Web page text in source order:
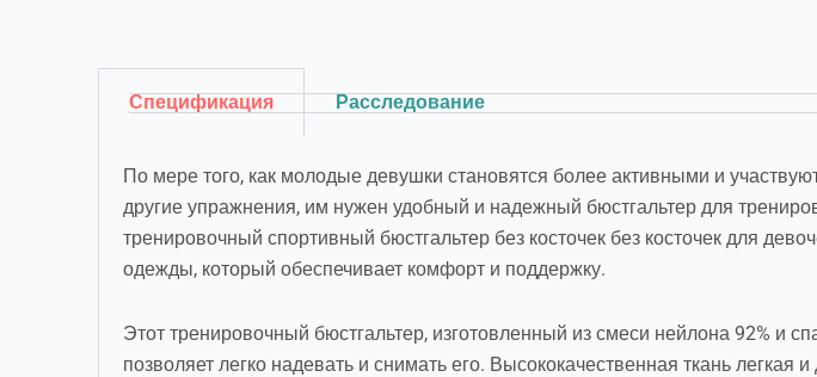
Спецификация Расследование
По мере того, как молодые девушки становятся более активными и
другие упражнения, им нужен удобный и надежный бюстгальтер для
тренировочный спортивный бюстгальтер без косточек без косточек для
одежды, который обеспечивает комфорт и поддержку.
Этот тренировочный бюстгальтер, изготовленный из смеси нейлона 92% и
позволяет легко надевать и снимать его. Высококачественная ткань